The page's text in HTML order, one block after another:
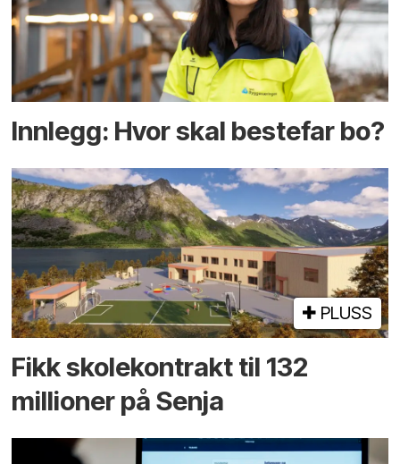
Innlegg: Hvor skal bestefar bo?
PLUSS
Fikk skole­kontrakt til 132
millioner på Senja